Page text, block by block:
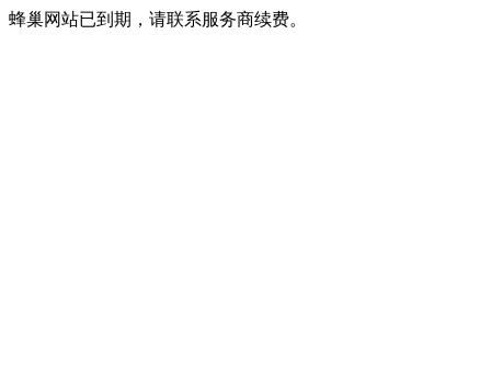
蜂巢网站已到期，请联系服务商续费。